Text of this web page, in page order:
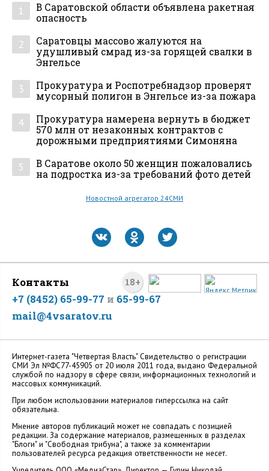
1
В Саратовской области объявлена ракетная
опасность
2
Саратовцы массово жалуются на
удушливый смрад из-за горящей свалки в
Энгельсе
3
Прокуратура и Роспотребнадзор проверят
мусорный полигон в Энгельсе из-за пожара
4
Прокуратура намерена вернуть в бюджет
570 млн от незаконных контрактов с
дорожными предприятиями Симоняна
5
В Саратове около 50 женщин пожаловались
на подростка из-за требований фото детей
Новостной агрегатор 24СМИ
18+
Контакты
+7 (8452) 65-99-77 и 65-99-67
mail@4vsaratov.ru
Интернет-газета "Четвертая Власть" Cвидетельство о регистрации
СМИ Эл №ФС77-45905 от 20 июля 2011 года, выдано Федеральной
службой по надзору в сфере связи, информационных технологий и
массовых коммуникаций.
При любом использовании материалов гиперссылка на сайт
обязательна.
Мнение авторов публикаций может не совпадать с позицией
редакции. За содержание материалов, размещенных в разделах
"Блоги" и "Свободная трибуна", а также за комментарии
пользователей ресурса редакция ответственности не несет.